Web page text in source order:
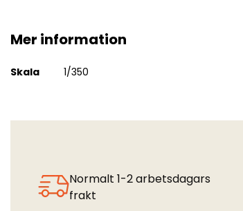
Mer information
Mer
Skala 1/350
Normalt 1-2 arbetsdagars
frakt